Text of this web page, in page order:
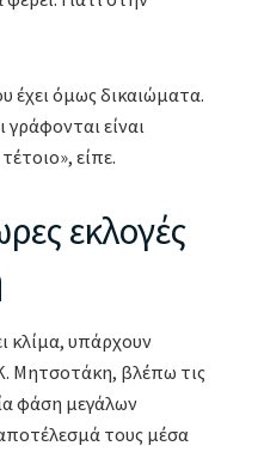
έχει όμως δικαιώματα.
είναι
είπε.
εκλογές
κλίμα, υπάρχουν
Μητσοτάκη, βλέπω τις
φάση μεγάλων
τους μέσα